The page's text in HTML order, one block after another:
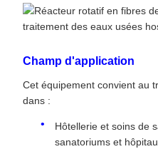
Champ d'application
Cet équipement convient au
dans :
Hôtellerie et soins de
sanatoriums et